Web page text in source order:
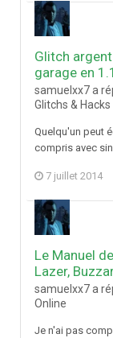
Glitch
garage en
samuelxx7 a
Glitchs & Hacks
Quelqu'un peut
compris avec
7 juillet 2014
Le Manuel
Lazer,
samuelxx7 a
Online
Je n'ai pas